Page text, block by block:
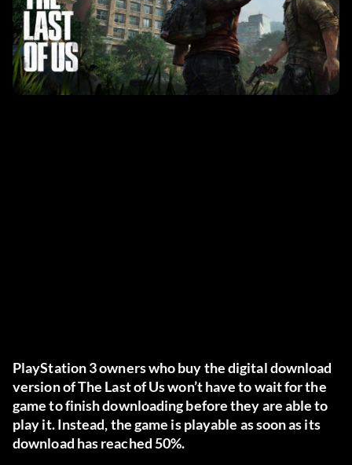
PlayStation 3 owners who buy the digital download
version of The Last of Us won’t have to wait for the
game to finish downloading before they are able to
play it. Instead, the game is playable as soon as its
download has reached 50%.